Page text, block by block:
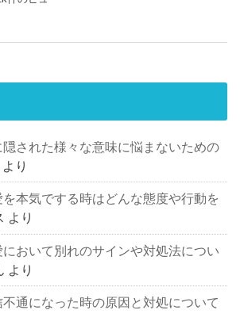
された様々な意味に悩まないための
より
本気でする時はどんな態度や行動を
より
おいて別れのサインや対処法につい
より
通になった時の原因と対処について